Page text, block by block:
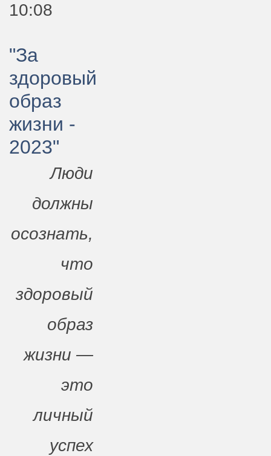
10:08
"За
здоровый
образ
жизни -
2023"
Люди
должны
осознать,
что
здоровый
образ
жизни —
это
личный
успех